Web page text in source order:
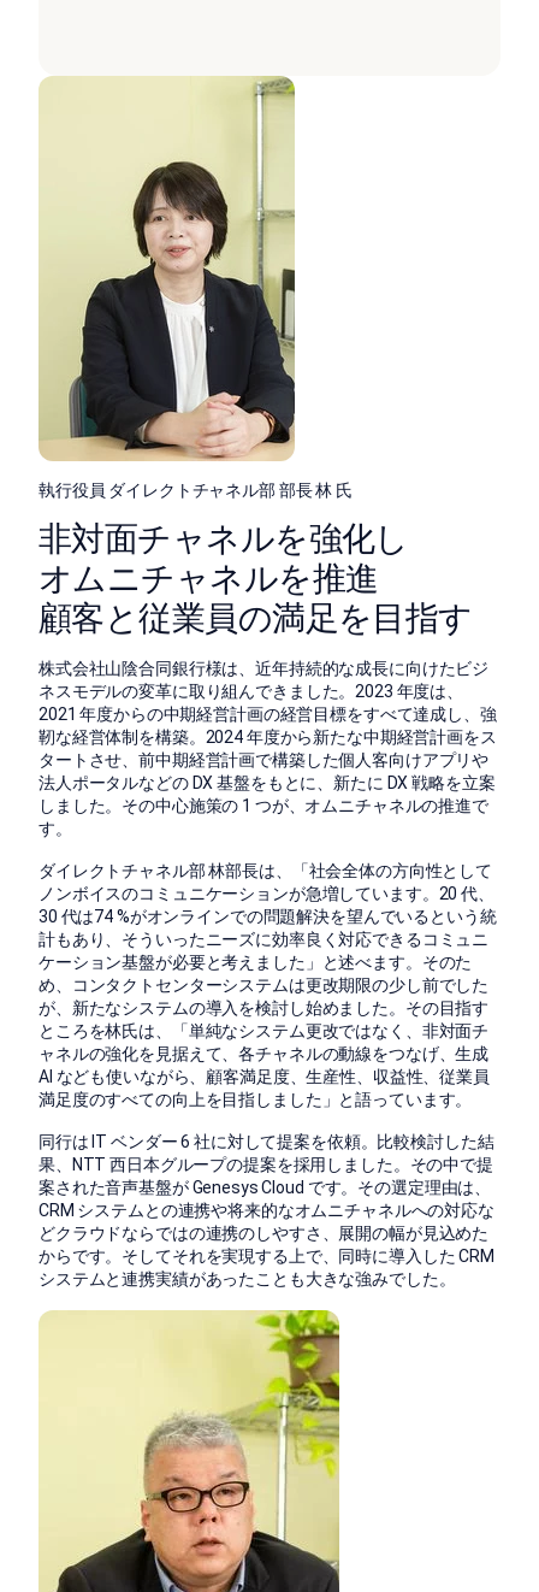
執行役員 ダイレクトチャネル部 部長 林 氏
非対面チャネルを強化し
オムニチャネルを推進
顧客と従業員の満足を目指す
株式会社山陰合同銀行様は、近年持続的な成長に向けたビジ
ネスモデルの変革に取り組んできました。2023 年度は、
2021 年度からの中期経営計画の経営目標をすべて達成し、強
靭な経営体制を構築。2024 年度から新たな中期経営計画をス
タートさせ、前中期経営計画で構築した個人客向けアプリや
法人ポータルなどの DX 基盤をもとに、新たに DX 戦略を立案
しました。その中心施策の 1 つが、オムニチャネルの推進で
す。
ダイレクトチャネル部 林部長は、「社会全体の方向性として
ノンボイスのコミュニケーションが急増しています。20 代、
30 代は74 %がオンラインでの問題解決を望んでいるという統
計もあり、そういったニーズに効率良く対応できるコミュニ
ケーション基盤が必要と考えました」と述べます。そのた
め、コンタクトセンターシステムは更改期限の少し前でした
が、新たなシステムの導入を検討し始めました。その目指す
ところを林氏は、「単純なシステム更改ではなく、非対面チ
ャネルの強化を見据えて、各チャネルの動線をつなげ、生成
AI なども使いながら、顧客満足度、生産性、収益性、従業員
満足度のすべての向上を目指しました」と語っています。
同行は IT ベンダー 6 社に対して提案を依頼。比較検討した結
果、NTT 西日本グループの提案を採用しました。その中で提
案された音声基盤が Genesys Cloud です。その選定理由は、
CRM システムとの連携や将来的なオムニチャネルへの対応な
どクラウドならではの連携のしやすさ、展開の幅が見込めた
からです。そしてそれを実現する上で、同時に導入した CRM
システムと連携実績があったことも大きな強みでした。